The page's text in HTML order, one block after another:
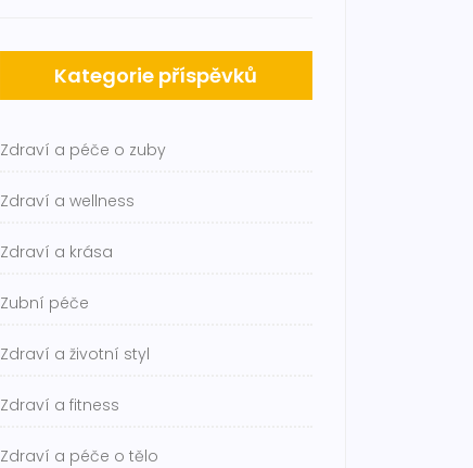
Kategorie příspěvků
Zdraví a péče o zuby
Zdraví a wellness
Zdraví a krása
Zubní péče
Zdraví a životní styl
Zdraví a fitness
Zdraví a péče o tělo